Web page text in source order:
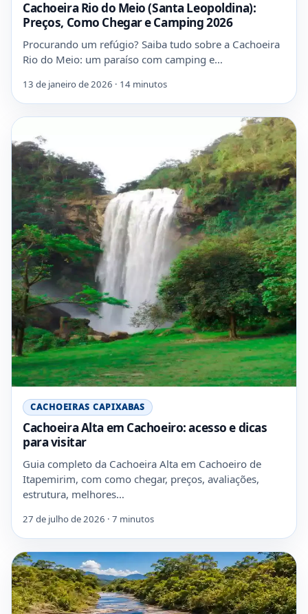
Cachoeira Rio do Meio (Santa Leopoldina):
Preços, Como Chegar e Camping 2026
Procurando um refúgio? Saiba tudo sobre a Cachoeira
Rio do Meio: um paraíso com camping e…
13 de janeiro de 2026 · 14 minutos
CACHOEIRAS CAPIXABAS
Cachoeira Alta em Cachoeiro: acesso e dicas
para visitar
Guia completo da Cachoeira Alta em Cachoeiro de
Itapemirim, com como chegar, preços, avaliações,
estrutura, melhores…
27 de julho de 2026 · 7 minutos